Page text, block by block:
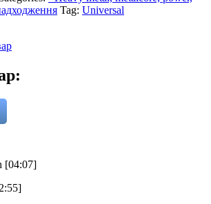
Tag: Universal
[04:07]